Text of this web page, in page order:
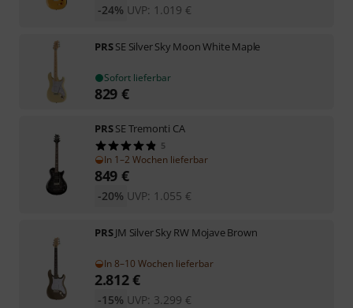
UVP: 1.019 €
-24%
PRSSE Silver Sky Moon White Maple
Sofort lieferbar
829 €
PRSSE Tremonti CA
5
In 1–2 Wochen lieferbar
849 €
UVP: 1.055 €
-20%
PRSJM Silver Sky RW Mojave Brown
In 8–10 Wochen lieferbar
2.812€
UVP: 3.299 €
-15%